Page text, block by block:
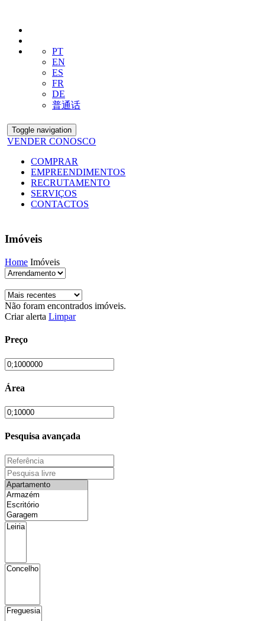
PT
EN
ES
FR
DE
普通话
Toggle navigation
VENDER CONOSCO
COMPRAR
EMPREENDIMENTOS
RECRUTAMENTO
SERVIÇOS
CONTACTOS
Imóveis
Home Imóveis
Não foram encontrados imóveis.
Criar alerta Limpar
Preço
Área
Pesquisa avançada